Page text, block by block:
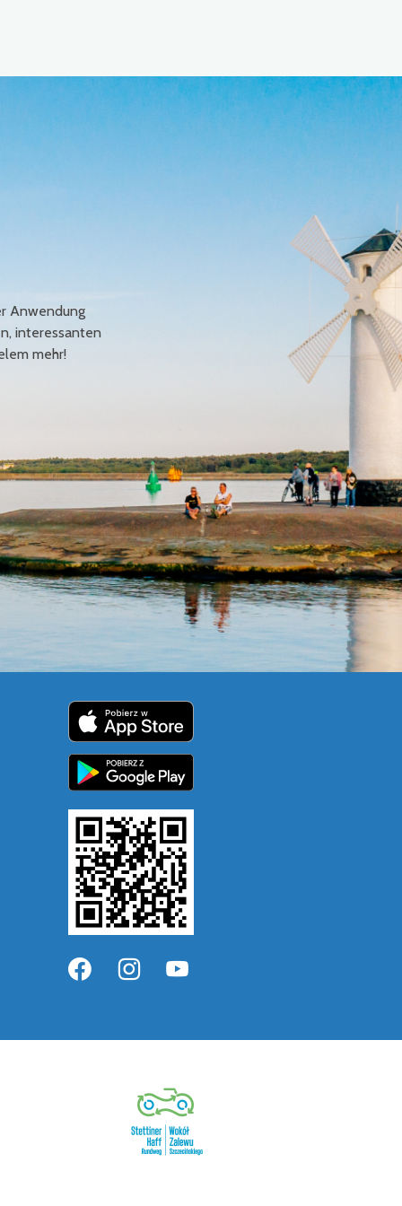
Anwendung
interessanten
mehr!